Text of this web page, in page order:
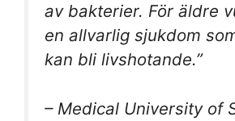
av bakterier. För äldre
en allvarlig sjukdom
kan bli livshotande.”
– Medical University of